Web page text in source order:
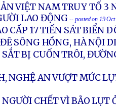
VIỆT NAM TRUY TỐ 3
LAO ĐỘNG -- posted on 19
CẤP 17 TIẾN SÁT BIỂN
SÔNG HỒNG, HÀ NỘI
BỊ CUỐN TRÔI,
NGHỆ AN VƯỢT MỨC
CHẾT VÌ BÃO LỤT